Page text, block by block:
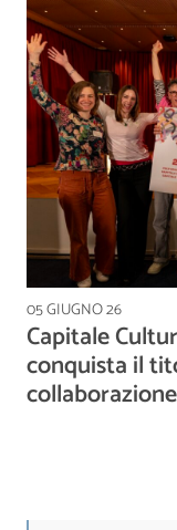
05 GIUGNO 26
Capitale
conquista il